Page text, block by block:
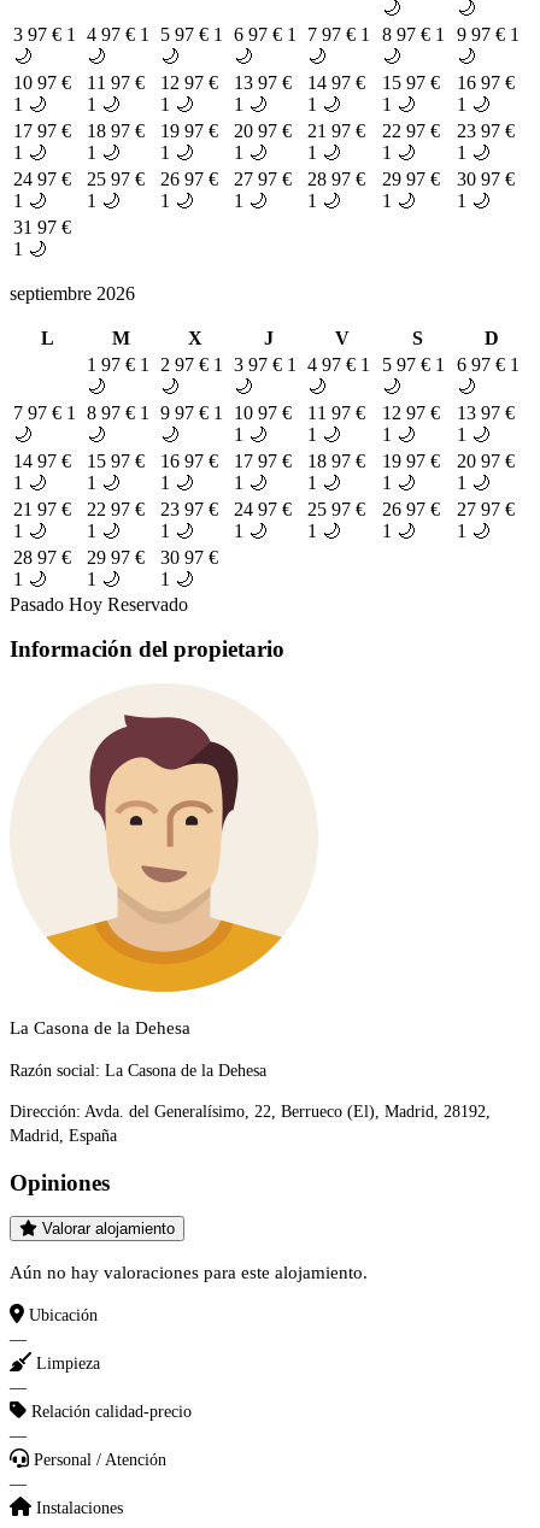
🌙
🌙
3 97 € 1
🌙
4 97 € 1
🌙
5 97 € 1
🌙
6 97 € 1
🌙
7 97 € 1
🌙
8 97 € 1
🌙
9 97 € 1
🌙
10 97 €
1 🌙
11 97 €
1 🌙
12 97 €
1 🌙
13 97 €
1 🌙
14 97 €
1 🌙
15 97 €
1 🌙
16 97 €
1 🌙
17 97 €
1 🌙
18 97 €
1 🌙
19 97 €
1 🌙
20 97 €
1 🌙
21 97 €
1 🌙
22 97 €
1 🌙
23 97 €
1 🌙
24 97 €
1 🌙
25 97 €
1 🌙
26 97 €
1 🌙
27 97 €
1 🌙
28 97 €
1 🌙
29 97 €
1 🌙
30 97 €
1 🌙
31 97 €
1 🌙
septiembre 2026
L M X J V S
D
1 97 € 1
🌙
2 97 € 1
🌙
3 97 € 1
🌙
4 97 € 1
🌙
5 97 € 1
🌙
6 97 € 1
🌙
7 97 € 1
🌙
8 97 € 1
🌙
9 97 € 1
🌙
10 97 €
1 🌙
11 97 €
1 🌙
12 97 €
1 🌙
13 97 €
1 🌙
14 97 €
1 🌙
15 97 €
1 🌙
16 97 €
1 🌙
17 97 €
1 🌙
18 97 €
1 🌙
19 97 €
1 🌙
20 97 €
1 🌙
21 97 €
1 🌙
22 97 €
1 🌙
23 97 €
1 🌙
24 97 €
1 🌙
25 97 €
1 🌙
26 97 €
1 🌙
27 97 €
1 🌙
28 97 €
1 🌙
29 97 €
1 🌙
30 97 €
1 🌙
Pasado Hoy Reservado
Información del propietario
La Casona de la Dehesa
Razón social: La Casona de la Dehesa
Dirección: Avda. del Generalísimo, 22, Berrueco (El), Madrid, 28192,
Madrid, España
Opiniones
Valorar alojamiento
Aún no hay valoraciones para este alojamiento.
Ubicación
—
Limpieza
—
Relación calidad-precio
—
Personal / Atención
—
Instalaciones